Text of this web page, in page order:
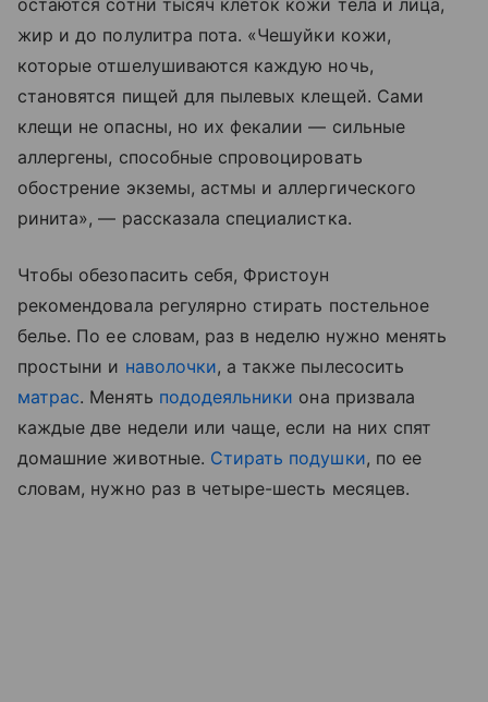
остаются сотни тысяч клеток кожи тела и лица,
жир и до полулитра пота. «Чешуйки кожи,
которые отшелушиваются каждую ночь,
становятся пищей для пылевых клещей. Сами
клещи не опасны, но их фекалии — сильные
аллергены, способные спровоцировать
обострение экземы, астмы и аллергического
ринита», — рассказала специалистка.
Чтобы обезопасить себя, Фристоун
рекомендовала регулярно стирать постельное
белье. По ее словам, раз в неделю нужно менять
простыни и наволочки, а также пылесосить
матрас. Менять пододеяльники она призвала
каждые две недели или чаще, если на них спят
домашние животные. Стирать подушки, по ее
словам, нужно раз в четыре-шесть месяцев.